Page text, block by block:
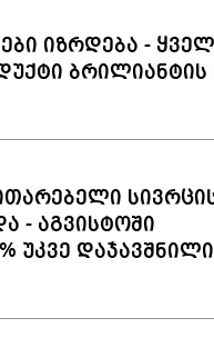
იზრდება -
ბრილიანტის
- აგვისტოში
უკვე